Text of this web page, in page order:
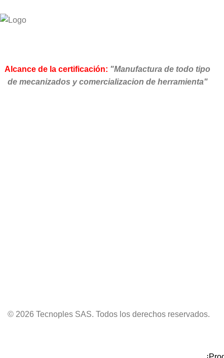
Alcance de la certificación: "Manufactura de todo tipo
de mecanizados y comercializacion de herramienta"
© 2026 Tecnoples SAS. Todos los derechos reservados.